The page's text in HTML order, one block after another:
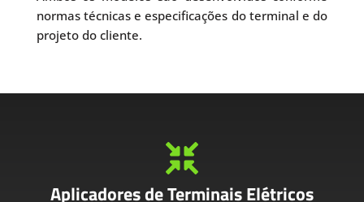
normas técnicas e especificações do terminal e do
projeto do cliente.

Aplicadores de Terminais Elétricos